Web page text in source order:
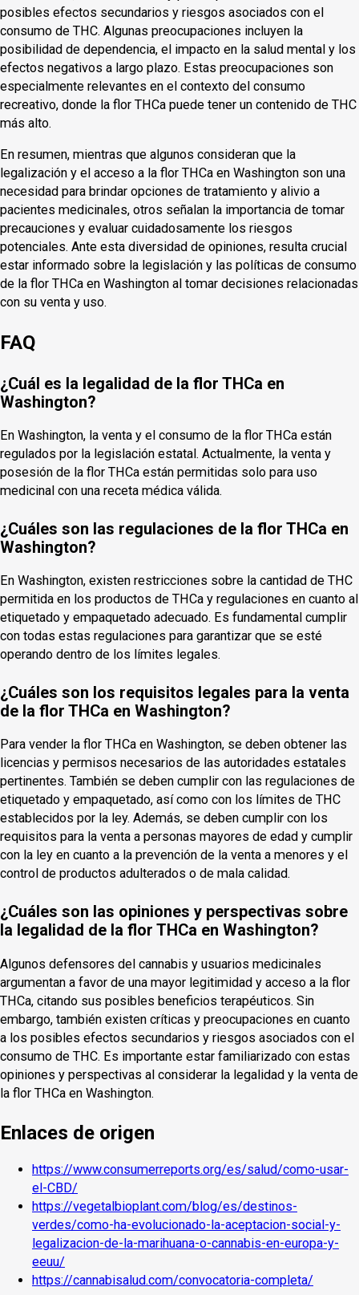
posibles efectos secundarios y riesgos asociados con el
consumo de THC. Algunas preocupaciones incluyen la
posibilidad de dependencia, el impacto en la salud mental y los
efectos negativos a largo plazo. Estas preocupaciones son
especialmente relevantes en el contexto del consumo
recreativo, donde la flor THCa puede tener un contenido de THC
más alto.
En resumen, mientras que algunos consideran que la
legalización y el acceso a la flor THCa en Washington son una
necesidad para brindar opciones de tratamiento y alivio a
pacientes medicinales, otros señalan la importancia de tomar
precauciones y evaluar cuidadosamente los riesgos
potenciales. Ante esta diversidad de opiniones, resulta crucial
estar informado sobre la legislación y las políticas de consumo
de la flor THCa en Washington al tomar decisiones relacionadas
con su venta y uso.
FAQ
¿Cuál es la legalidad de la flor THCa en
Washington?
En Washington, la venta y el consumo de la flor THCa están
regulados por la legislación estatal. Actualmente, la venta y
posesión de la flor THCa están permitidas solo para uso
medicinal con una receta médica válida.
¿Cuáles son las regulaciones de la flor THCa en
Washington?
En Washington, existen restricciones sobre la cantidad de THC
permitida en los productos de THCa y regulaciones en cuanto al
etiquetado y empaquetado adecuado. Es fundamental cumplir
con todas estas regulaciones para garantizar que se esté
operando dentro de los límites legales.
¿Cuáles son los requisitos legales para la venta
de la flor THCa en Washington?
Para vender la flor THCa en Washington, se deben obtener las
licencias y permisos necesarios de las autoridades estatales
pertinentes. También se deben cumplir con las regulaciones de
etiquetado y empaquetado, así como con los límites de THC
establecidos por la ley. Además, se deben cumplir con los
requisitos para la venta a personas mayores de edad y cumplir
con la ley en cuanto a la prevención de la venta a menores y el
control de productos adulterados o de mala calidad.
¿Cuáles son las opiniones y perspectivas sobre
la legalidad de la flor THCa en Washington?
Algunos defensores del cannabis y usuarios medicinales
argumentan a favor de una mayor legitimidad y acceso a la flor
THCa, citando sus posibles beneficios terapéuticos. Sin
embargo, también existen críticas y preocupaciones en cuanto
a los posibles efectos secundarios y riesgos asociados con el
consumo de THC. Es importante estar familiarizado con estas
opiniones y perspectivas al considerar la legalidad y la venta de
la flor THCa en Washington.
Enlaces de origen
https://www.consumerreports.org/es/salud/como-usar-
el-CBD/
https://vegetalbioplant.com/blog/es/destinos-
verdes/como-ha-evolucionado-la-aceptacion-social-y-
legalizacion-de-la-marihuana-o-cannabis-en-europa-y-
eeuu/
https://cannabisalud.com/convocatoria-completa/